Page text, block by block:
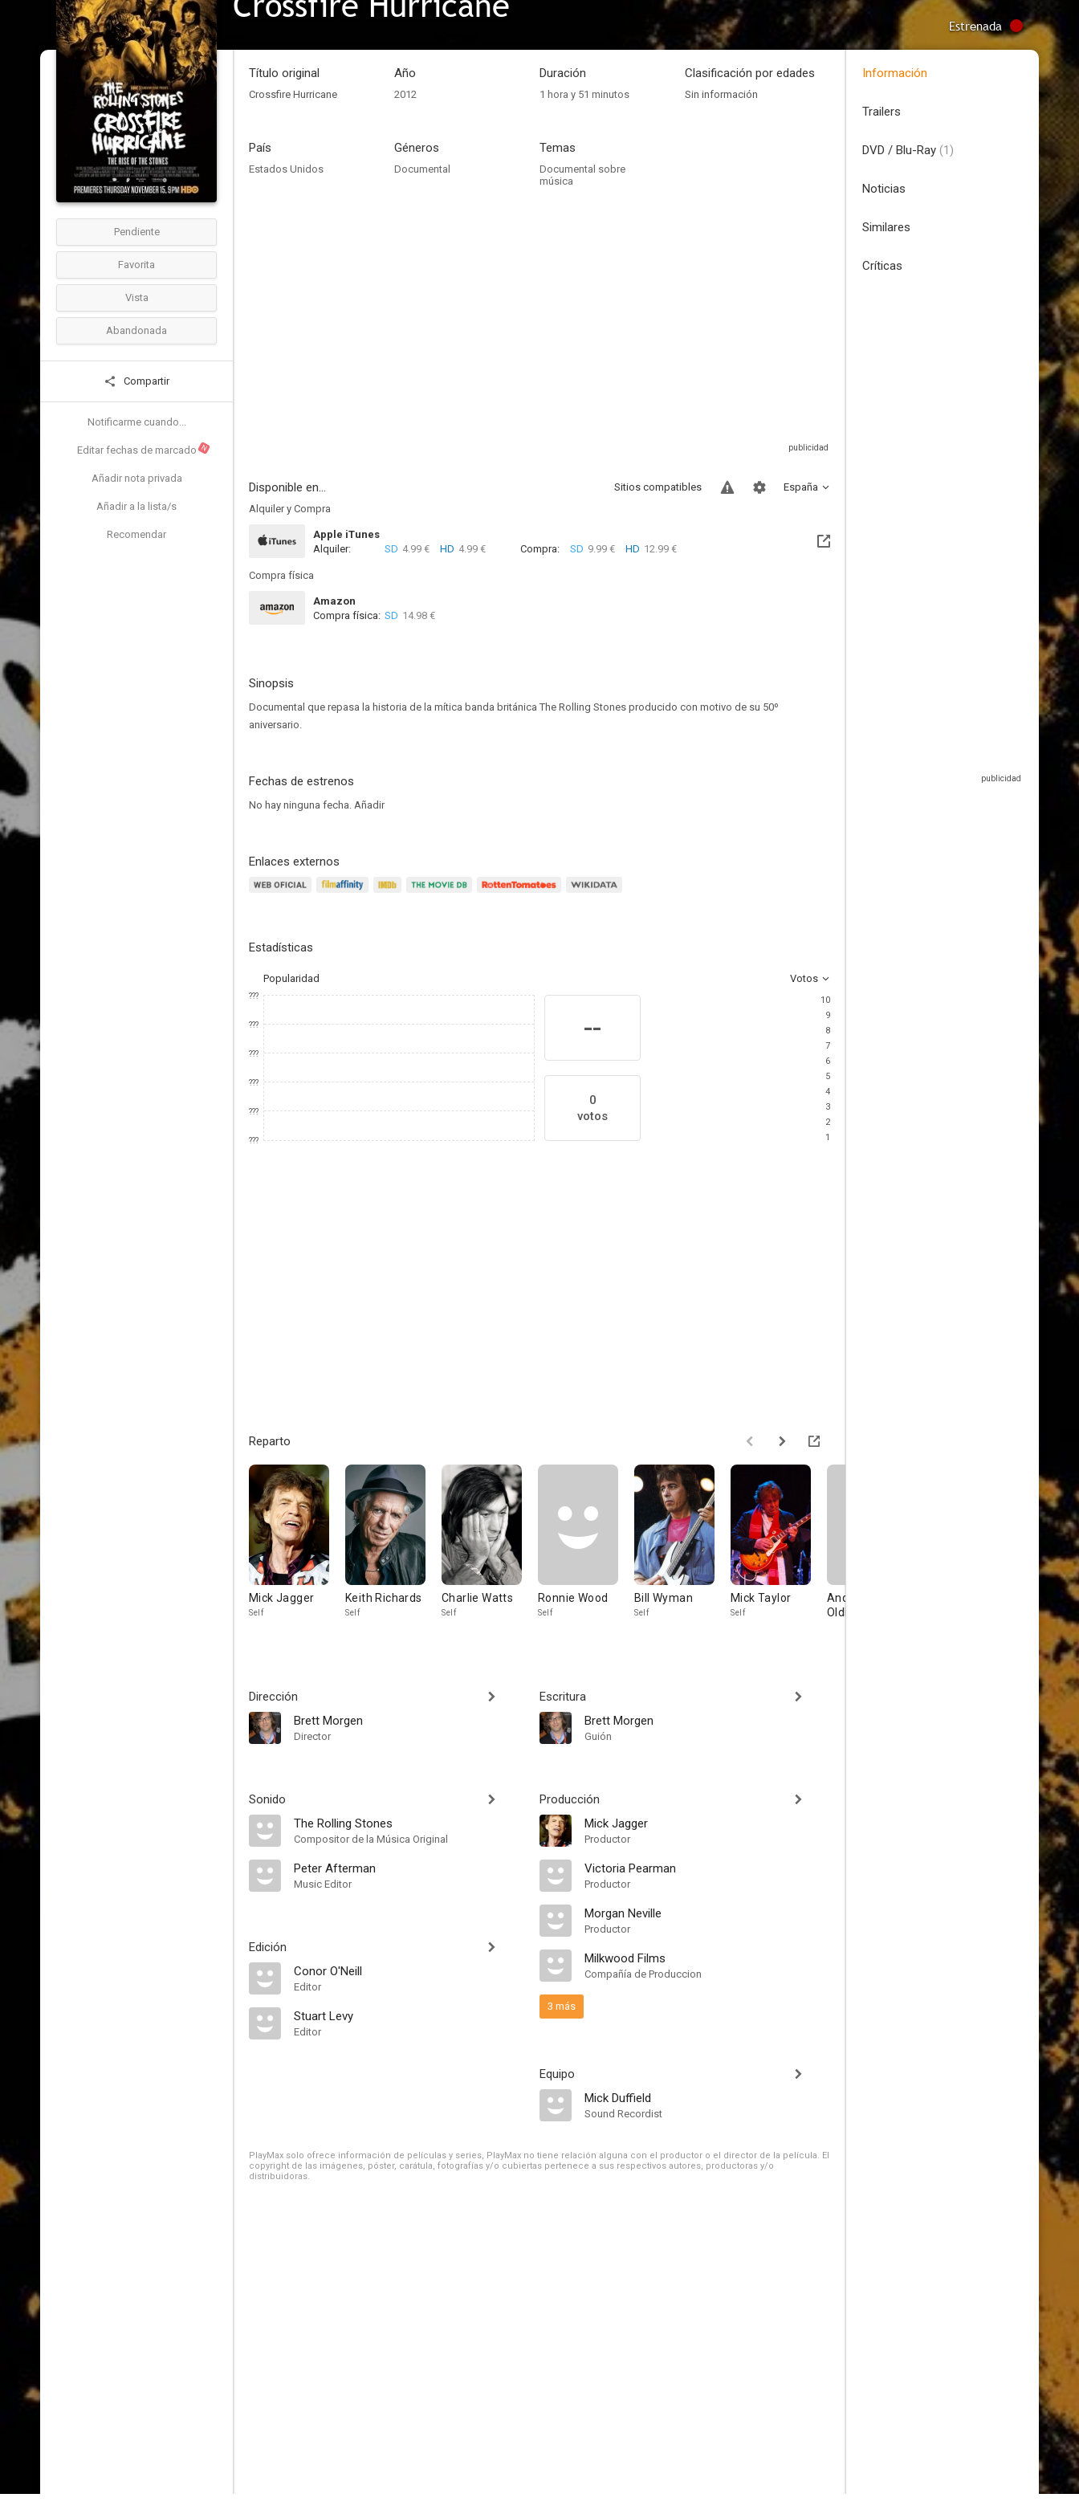
Estrenada
Pendiente
Favorita
Vista
Abandonada
Compartir
Notificarme cuando...
Editar fechas de marcado N
Añadir nota privada
Añadir a la lista/s
Recomendar
Título original
Crossfire Hurricane
Año
2012
Duración
1 hora y 51 minutos
Clasificación por edades
Sin información
País
Estados Unidos
Géneros
Documental
Temas
Documental sobre
música
Disponible en... España
Sitios compatibles
Alquiler y Compra
Apple iTunes
Alquiler:
SD 4.99 € HD 4.99 € Compra: SD 9.99 € HD 12.99 €
Compra física
Amazon
Compra física: SD 14.98 €
Sinopsis
Documental que repasa la historia de la mítica banda británica The Rolling Stones producido con motivo de su 50º
aniversario.
Fechas de estrenos
No hay ninguna fecha. Añadir
Enlaces externos
Estadísticas
Popularidad Votos
???
???
???
???
???
???
--
0
votos
10
9
8
7
6
5
4
3
2
1
Reparto
Mick Jagger
Self
Keith Richards
Self
Charlie Watts
Self
Ronnie Wood
Self
Bill Wyman
Self
Mick Taylor
Self
Andrew Loog
Oldham
Dick
Dirección
Brett Morgen
Director
Sonido
The Rolling Stones
Compositor de la Música Original
Peter Afterman
Music Editor
Edición
Conor O'Neill
Editor
Stuart Levy
Editor
Escritura
Brett Morgen
Guión
Producción
Mick Jagger
Productor
Victoria Pearman
Productor
Morgan Neville
Productor
Milkwood Films
Compañía de Produccion
3 más
Equipo
Mick Duffield
Sound Recordist
PlayMax solo ofrece información de películas y series, PlayMax no tiene relación alguna con el productor o el director de la película. El
copyright de las imágenes, póster, carátula, fotografías y/o cubiertas pertenece a sus respectivos autores, productoras y/o
distribuidoras.
Información
Trailers
DVD / Blu-Ray (1)
Noticias
Similares
Críticas